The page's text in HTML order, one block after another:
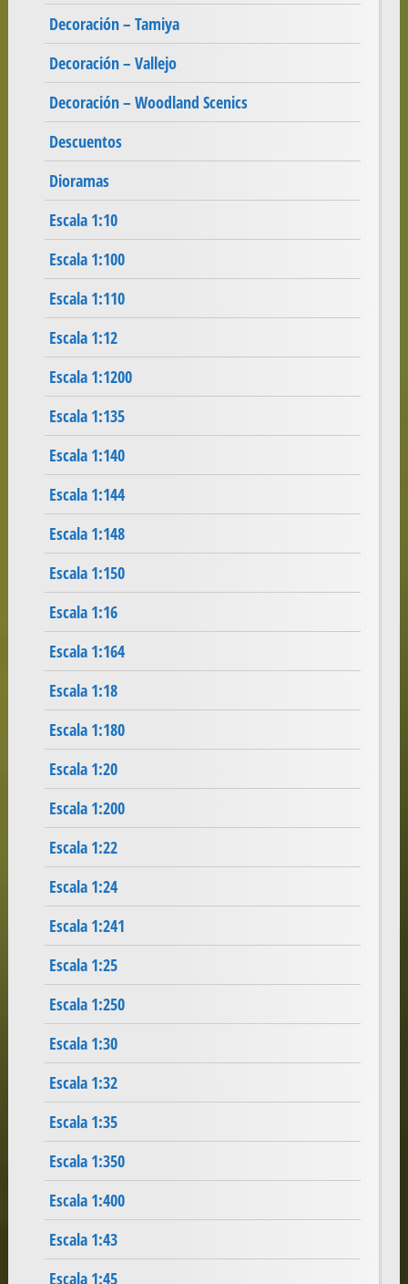
Decoración – Tamiya
Decoración – Vallejo
Decoración – Woodland Scenics
Descuentos
Dioramas
Escala 1:10
Escala 1:100
Escala 1:110
Escala 1:12
Escala 1:1200
Escala 1:135
Escala 1:140
Escala 1:144
Escala 1:148
Escala 1:150
Escala 1:16
Escala 1:164
Escala 1:18
Escala 1:180
Escala 1:20
Escala 1:200
Escala 1:22
Escala 1:24
Escala 1:241
Escala 1:25
Escala 1:250
Escala 1:30
Escala 1:32
Escala 1:35
Escala 1:350
Escala 1:400
Escala 1:43
Escala 1:45